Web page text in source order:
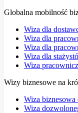
Globalna mobilność
Wiza dla
Wiza dla
Wiza dla
Wiza dla
Wiza
Wizy biznesowe na
Wiza
Wiza